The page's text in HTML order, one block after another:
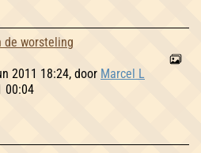
de worsteling
2011 18:24, door Marcel L
00:04